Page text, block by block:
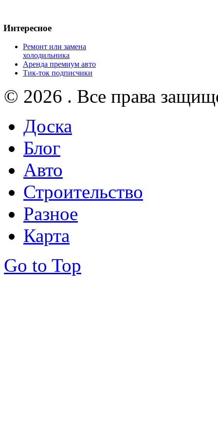
Интересное
Ремонт или замена
холодильника
Аренда премиум авто
Тик-ток подписчики
© 2026 . Все права
Доска
Блог
Авто
Строительство
Разное
Карта
Go to Top